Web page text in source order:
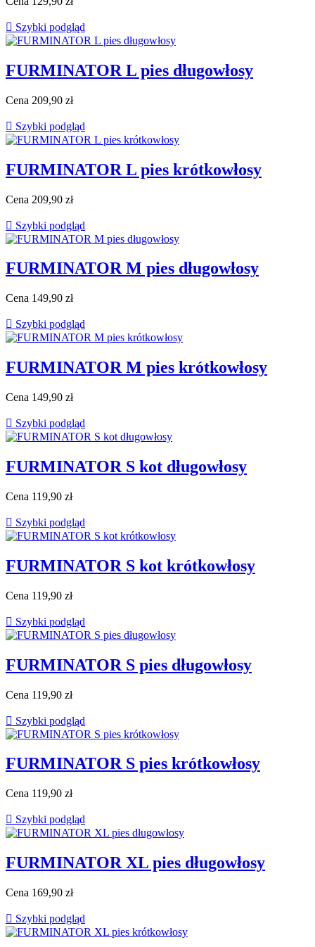
 Szybki podgląd
FURMINATOR L pies długowłosy
Cena 209,90 zł
 Szybki podgląd
FURMINATOR L pies krótkowłosy
Cena 209,90 zł
 Szybki podgląd
FURMINATOR M pies długowłosy
Cena 149,90 zł
 Szybki podgląd
FURMINATOR M pies krótkowłosy
Cena 149,90 zł
 Szybki podgląd
FURMINATOR S kot długowłosy
Cena 119,90 zł
 Szybki podgląd
FURMINATOR S kot krótkowłosy
Cena 119,90 zł
 Szybki podgląd
FURMINATOR S pies długowłosy
Cena 119,90 zł
 Szybki podgląd
FURMINATOR S pies krótkowłosy
Cena 119,90 zł
 Szybki podgląd
FURMINATOR XL pies długowłosy
Cena 169,90 zł
 Szybki podgląd